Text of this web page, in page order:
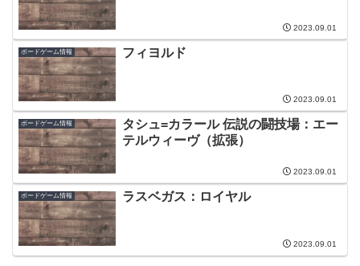
2023.09.01
ボードゲーム情報 フィヨルド
2023.09.01
ボードゲーム情報
タシュ=カラール 伝説の闘技場：エー
テルウィーヴ（拡張）
2023.09.01
ボードゲーム情報 ラスベガス：ロイヤル
2023.09.01